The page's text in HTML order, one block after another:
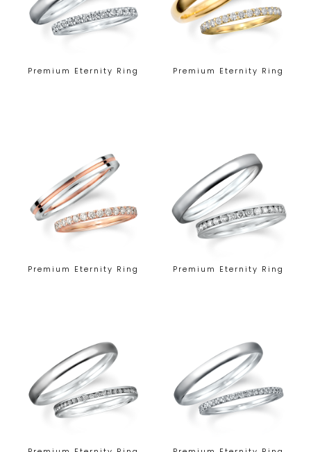
Premium Eternity Ring Premium Eternity Ring
Premium Eternity Ring Premium Eternity Ring